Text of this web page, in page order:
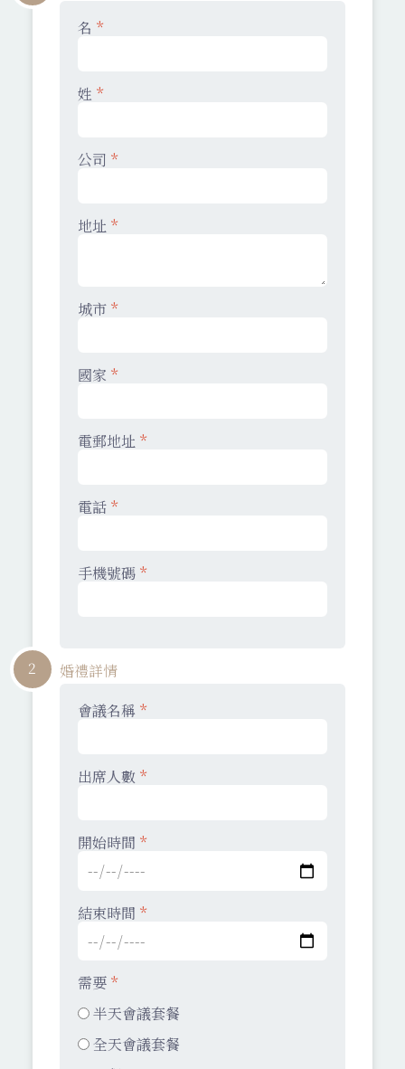
名 *
姓 *
公司 *
地址 *
城市 *
國家 *
電郵地址 *
電話 *
手機號碼 *
2
婚禮詳情
會議名稱 *
出席人數 *
開始時間 *
結束時間 *
需要 *
半天會議套餐
全天會議套餐